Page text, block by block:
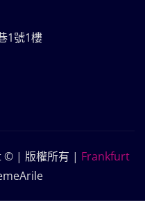
1號1樓
© | 版權所有 | Frankfurt